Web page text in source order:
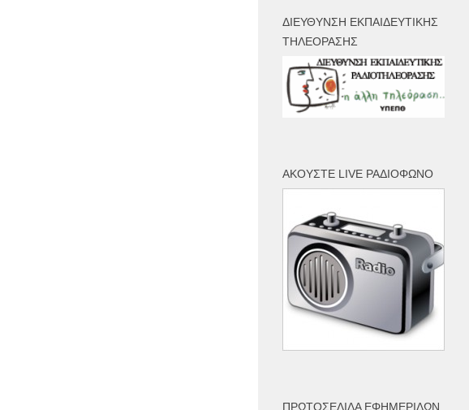
ΔΙΕΎΘΥΝΣΗ ΕΚΠΑΙΔΕΥΤΙΚΉΣ
ΤΗΛΕΌΡΑΣΗΣ
ΑΚΟΎΣΤΕ LIVE ΡΑΔΙΌΦΩΝΟ
ΠΡΩΤΟΣΈΛΙΔΑ ΕΦΗΜΕΡΊΔΩΝ